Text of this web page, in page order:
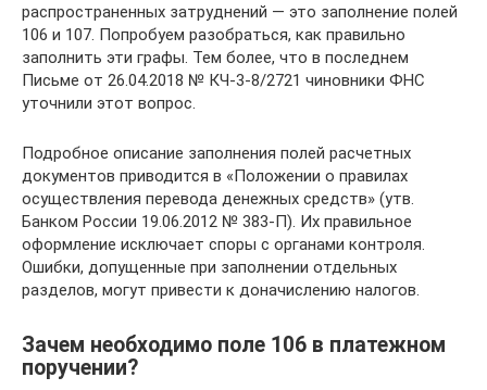
распространенных затруднений — это заполнение полей
106 и 107. Попробуем разобраться, как правильно
заполнить эти графы. Тем более, что в последнем
Письме от 26.04.2018 № КЧ-3-8/2721 чиновники ФНС
уточнили этот вопрос.
Подробное описание заполнения полей расчетных
документов приводится в «Положении о правилах
осуществления перевода денежных средств» (утв.
Банком России 19.06.2012 № 383-П). Их правильное
оформление исключает споры с органами контроля.
Ошибки, допущенные при заполнении отдельных
разделов, могут привести к доначислению налогов.
Зачем необходимо поле 106 в платежном
поручении?